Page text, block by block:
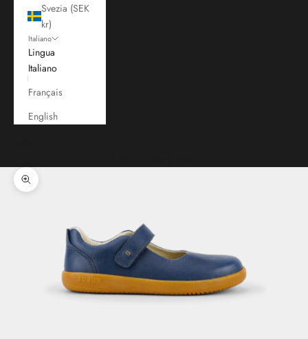
Svezia (SEK
kr)
Italiano
Lingua
Italiano
Français
English
Ingrandisci immagine